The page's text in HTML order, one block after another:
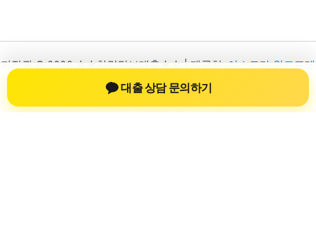
저작권 © 2026 ☆★차량담보대출★☆ | 제공처:
아스트라 워드프레
스 테마
대출 상담 문의하기